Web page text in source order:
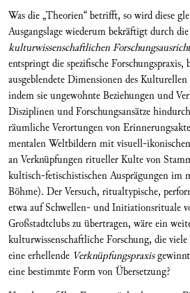
Was die „Theorien“ betrifft, so wird diese
Ausgangslage wiederum bekräftigt durch die
kulturwissenschaftlichen
entspringt die spezifische Forschungspraxis,
ausgeblendete Dimensionen des
indem sie ungewohnte Beziehungen und
Disziplinen und Forschungsansätze
räumliche Verortungen von
mentalen Weltbildern mit visuell-
an Verknüpfungen ritueller Kulte von
kultisch-fetischistischen Ausprägungen im
Böhme). Der Versuch, ritualtypische,
etwa auf Schwellen- und Initiationsrituale
Großstadtclubs zu übertragen, wäre ein
kulturwissenschaftliche Forschung, die
eine erhellende Verknüpfungspraxis
eine bestimmte Form von Übersetzung?